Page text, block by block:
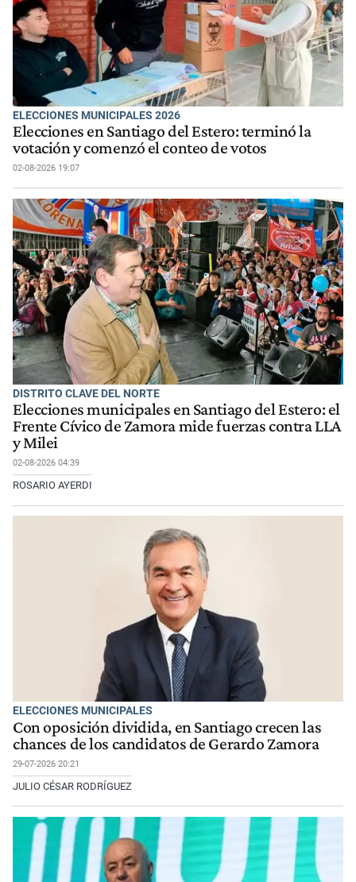
ELECCIONES MUNICIPALES 2026
Elecciones en Santiago del Estero: terminó la
votación y comenzó el conteo de votos
02-08-2026 19:07
DISTRITO CLAVE DEL NORTE
Elecciones municipales en Santiago del Estero: el
Frente Cívico de Zamora mide fuerzas contra LLA
y Milei
02-08-2026 04:39
ROSARIO AYERDI
ELECCIONES MUNICIPALES
Con oposición dividida, en Santiago crecen las
chances de los candidatos de Gerardo Zamora
29-07-2026 20:21
JULIO CÉSAR RODRÍGUEZ